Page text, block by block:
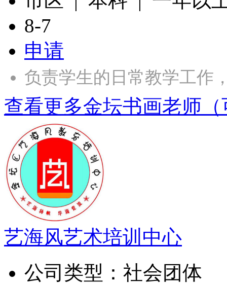
8-7
申请
负责学生的日常教学工
查看更多金坛书画老师
艺海风艺术培训中心
公司类型： 社会团体